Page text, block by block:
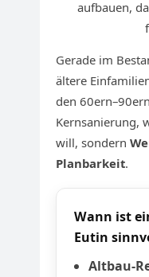
aufbauen,
Gerade im
ältere
den
Kernsanierung,
will, sondern
Planbarkeit.
Wann ist
Eutin
Altbau-